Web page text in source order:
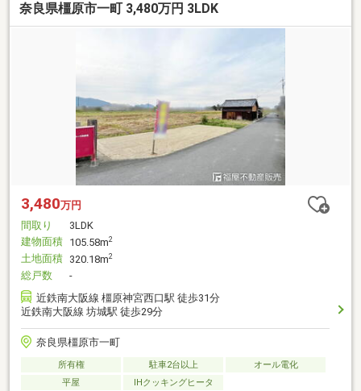
奈良県橿原市一町 3,480万円 3LDK
3,480万円
間取り
3LDK
建物面積 105.58m2
土地面積 320.18m2
総戸数
-
近鉄南大阪線 橿原神宮西口駅 徒歩31分
近鉄南大阪線 坊城駅 徒歩29分
奈良県橿原市一町
所有権 駐車2台以上
オール電化
平屋
IHクッキングヒータ